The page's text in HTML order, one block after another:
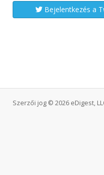
Bejelentkezés a
Szerzői jog © 2026 eDigest,